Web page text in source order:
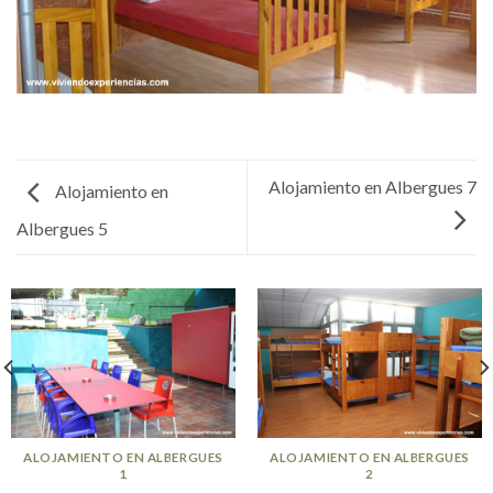
Alojamiento en
Albergues 5
Alojamiento en Albergues 7
ALOJAMIENTO EN ALBERGUES
1
ALOJAMIENTO EN ALBERGUES
2